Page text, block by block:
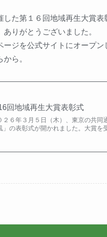
た第１６回地域再生大賞
りがとうございました。
ジを公式サイトにオープ
ら。
回地域再生大賞表彰式
２６年３月５日（木）、東京の共
」の表彰式が開かれました。大賞を